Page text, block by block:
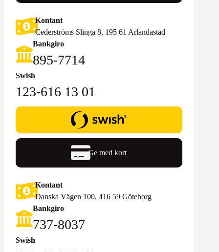
Kontant
Cederströms Slinga 8, 195 61 Arlandastad
Bankgiro
895-7714‬
Swish
123-616 13 01
Ge med kort
Kontant
Danska Vägen 100, 416 59 Göteborg
Bankgiro
‪737-8037‬
Swish